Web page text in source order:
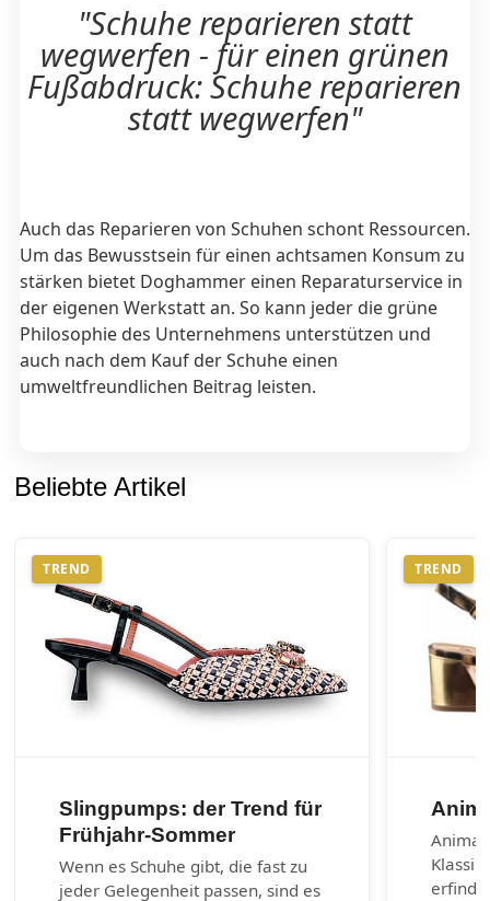
"Schuhe reparieren statt
wegwerfen - für einen grünen
Fußabdruck: Schuhe reparieren
statt wegwerfen"
Auch das Reparieren von Schuhen schont Ressourcen.
Um das Bewusstsein für einen achtsamen Konsum zu
stärken bietet Doghammer einen Reparaturservice in
der eigenen Werkstatt an. So kann jeder die grüne
Philosophie des Unternehmens unterstützen und
auch nach dem Kauf der Schuhe einen
umweltfreundlichen Beitrag leisten.
Beliebte Artikel
TREND
Slingpumps: der Trend für
Frühjahr-Sommer
Wenn es Schuhe gibt, die fast zu
jeder Gelegenheit passen, sind es
TREND